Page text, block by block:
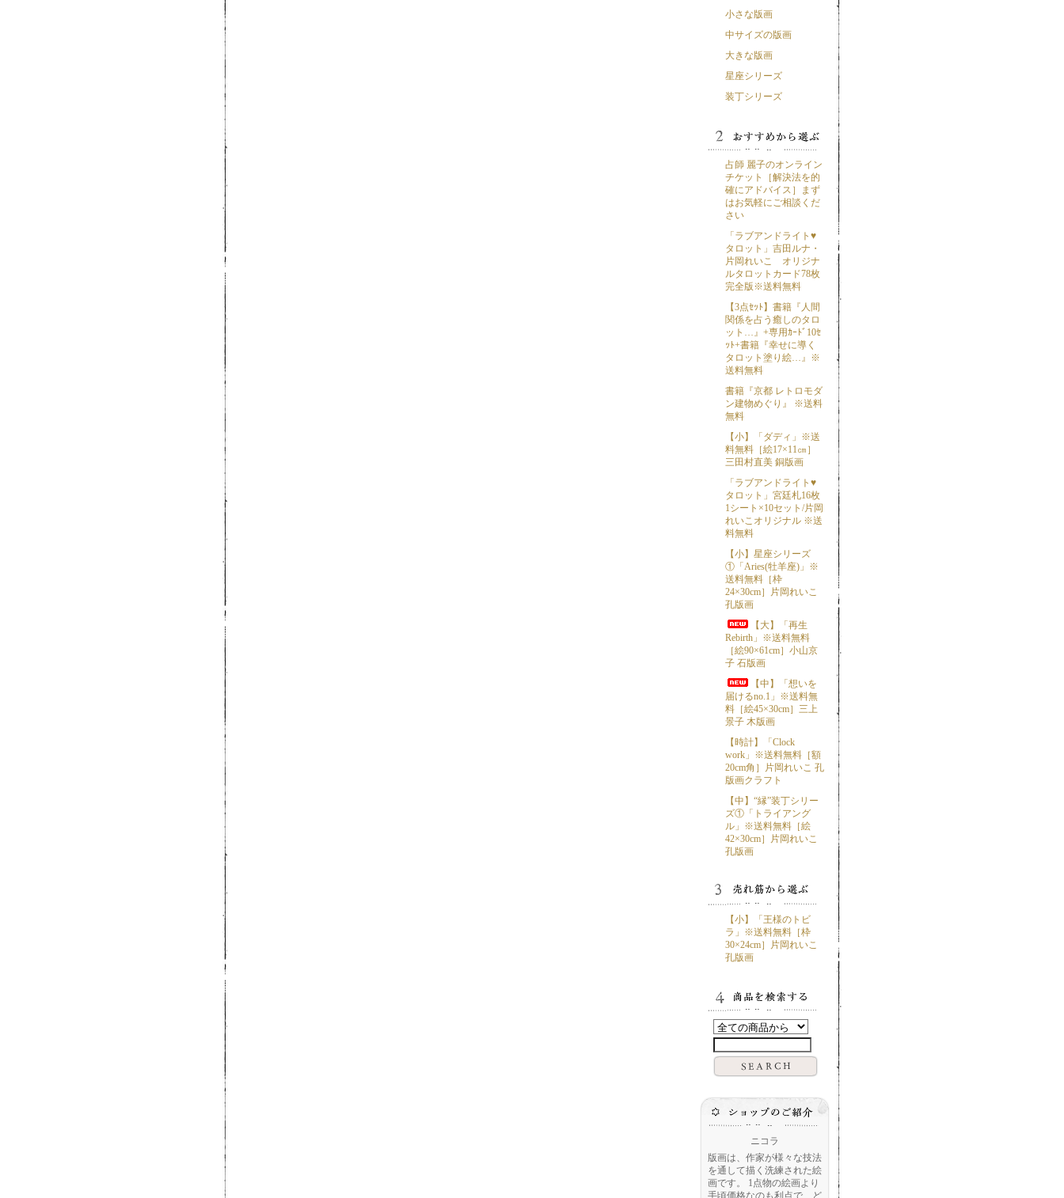
小さな版画
中サイズの版画
大きな版画
星座シリーズ
装丁シリーズ
占師 麗子のオンライン
チケット［解決法を的
確にアドバイス］まず
はお気軽にご相談くだ
さい
「ラブアンドライト♥
タロット」吉田ルナ・
片岡れいこ オリジナ
ルタロットカード78枚
完全版※送料無料
【3点ｾｯﾄ】書籍『人間
関係を占う癒しのタロ
ット…』+専用ｶｰﾄﾞ10ｾ
ｯﾄ+書籍『幸せに導く
タロット塗り絵…』※
送料無料
書籍『京都 レトロモダ
ン建物めぐり』 ※送料
無料
【小】「ダディ」※送
料無料［絵17×11㎝］
三田村直美 銅版画
「ラブアンドライト♥
タロット」宮廷札16枚
1シート×10セット/片岡
れいこオリジナル ※送
料無料
【小】星座シリーズ
①「Aries(牡羊座)」※
送料無料［枠
24×30cm］片岡れいこ
孔版画
【大】「再生
Rebirth」※送料無料
［絵90×61cm］小山京
子 石版画
【中】「想いを
届けるno.1」※送料無
料［絵45×30cm］三上
景子 木版画
【時計】「Clock
work」※送料無料［額
20cm角］片岡れいこ 孔
版画クラフト
【中】“縁”装丁シリー
ズ①「トライアング
ル」※送料無料［絵
42×30cm］片岡れいこ
孔版画
【小】「王様のトビ
ラ」※送料無料［枠
30×24cm］片岡れいこ
孔版画
ニコラ
版画は、作家が様々な技法
を通して描く洗練された絵
画です。 1点物の絵画より
手頃価格なのも利点で、ど